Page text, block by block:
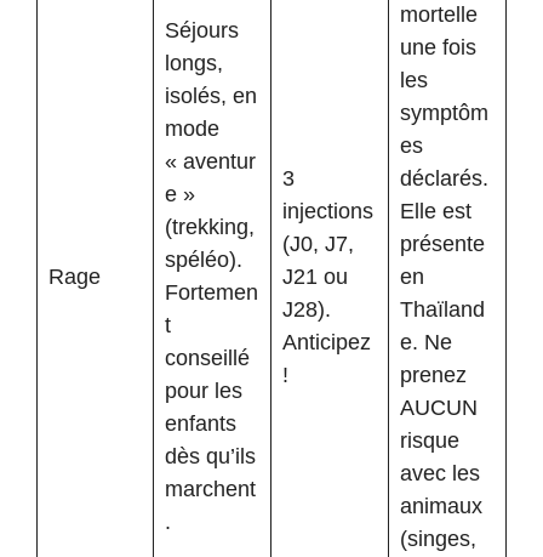
Rage
Séjours
longs,
isolés, en
mode
« aventur
e »
(trekking,
spéléo).
Fortemen
t
conseillé
pour les
enfants
dès qu’ils
marchent
.
3
injections
(J0, J7,
J21 ou
J28).
Anticipez
!
mortelle
une fois
les
symptôm
es
déclarés.
Elle est
présente
en
Thaïland
e. Ne
prenez
AUCUN
risque
avec les
animaux
(singes,